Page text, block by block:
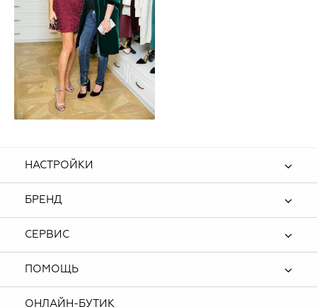
НАСТРОЙКИ
БРЕНД
СЕРВИС
ПОМОЩЬ
ОНЛАЙН-БУТИК